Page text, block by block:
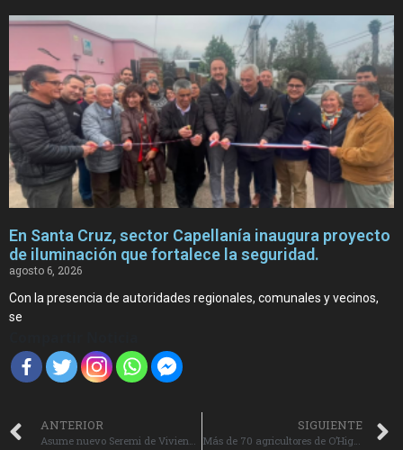
En Santa Cruz, sector Capellanía inaugura proyecto
de iluminación que fortalece la seguridad.
agosto 6, 2026
Con la presencia de autoridades regionales, comunales y vecinos,
se
ANTERIOR SIGUIENTE
Más de 70 agricultores de O’Higgins avanzan hacia una agricultura sostenible y resiliente.